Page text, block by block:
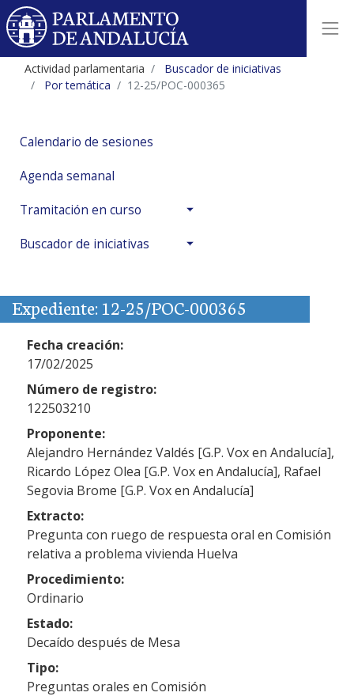
Actividad parlamentaria
Buscador de iniciativas
Por temática
12-25/POC-000365
Calendario de sesiones
Agenda semanal
Tramitación en curso
Buscador de iniciativas
Expediente: 12-25/POC-000365
Fecha creación:
17/02/2025
Número de registro:
122503210
Proponente:
Alejandro Hernández Valdés [G.P. Vox en Andalucía],
Ricardo López Olea [G.P. Vox en Andalucía], Rafael
Segovia Brome [G.P. Vox en Andalucía]
Extracto:
Pregunta con ruego de respuesta oral en Comisión
relativa a problema vivienda Huelva
Procedimiento:
Ordinario
Estado:
Decaído después de Mesa
Tipo:
Preguntas orales en Comisión